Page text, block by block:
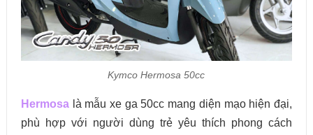
Kymco Hermosa 50cc
Hermosalà mẫu xe ga 50cc mang diện mạo hiện đại,
phù hợp với người dùng trẻ yêu thích phong cách